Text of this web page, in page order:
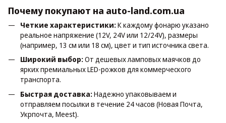
Почему покупают на auto-land.com.ua
Четкие характеристики:К каждому фонарю указано
реальное напряжение (12V, 24V или 12/24V), размеры
(например, 13 см или 18 см), цвет и тип источника света.
Широкий выбор:От дешевых ламповых маячков до
ярких премиальных LED-рожков для коммерческого
транспорта.
Быстрая доставка:Надежно упаковываем и
отправляем посылки в течение 24 часов (Новая Почта,
Укрпочта, Meest).